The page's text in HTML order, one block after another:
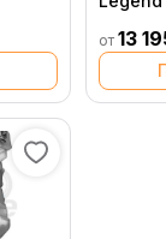
от 13